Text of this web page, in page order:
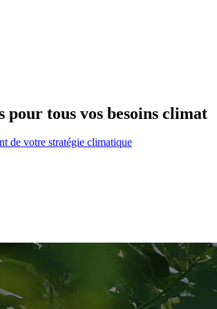
pour tous vos besoins climat
de votre stratégie climatique